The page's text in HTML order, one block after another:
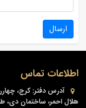
ارسال
اطلاعات تماس
آدرس دفتر: کرج،
هلال احمر، ساختمان دی،